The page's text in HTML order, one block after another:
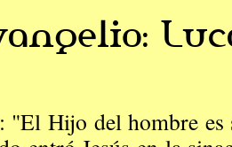
"El Hijo del hombre es